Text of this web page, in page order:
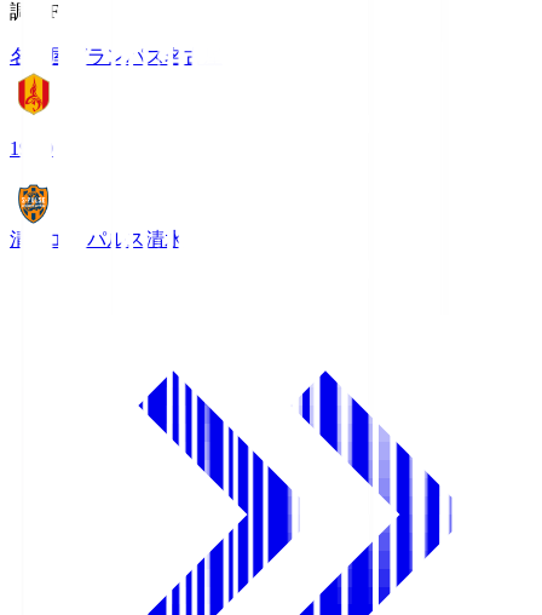
調布FM
名古屋グランパス名古屋
19:00
清水エスパルス 清水